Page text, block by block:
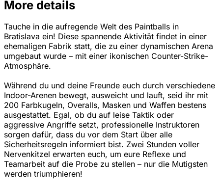
More details
Tauche in die aufregende Welt des Paintballs in
Bratislava ein! Diese spannende Aktivität findet in einer
ehemaligen Fabrik statt, die zu einer dynamischen Arena
umgebaut wurde – mit einer ikonischen Counter-Strike-
Atmosphäre.
Während du und deine Freunde euch durch verschiedene
Indoor-Arenen bewegt, ausweicht und lauft, seid ihr mit
200 Farbkugeln, Overalls, Masken und Waffen bestens
ausgestattet. Egal, ob du auf leise Taktik oder
aggressive Angriffe setzt, professionelle Instruktoren
sorgen dafür, dass du vor dem Start über alle
Sicherheitsregeln informiert bist. Zwei Stunden voller
Nervenkitzel erwarten euch, um eure Reflexe und
Teamarbeit auf die Probe zu stellen – nur die Mutigsten
werden triumphieren!